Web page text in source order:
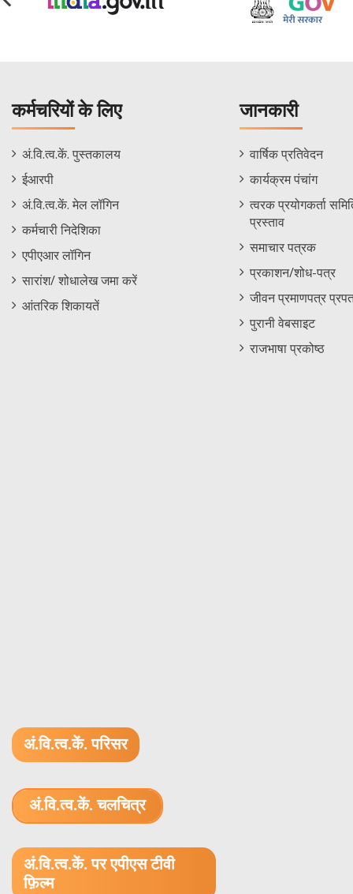
कर्मचरियों के लिए
Staff
Footer
Menu
अं.वि.त्व.कें. पुस्तकालय
ईआरपी
अं.वि.त्व.कें. मेल लॉगिन
कर्मचारी निदेशिका
एपीएआर लॉगिन
सारांश/ शोधालेख जमा करें
आंतरिक शिकायतें
जानकारी
Informations
Menu
वार्षिक प्रतिवेदन
कार्यक्रम पंचांग
त्वरक प्रयोगकर्ता
प्रस्ताव
समाचार पत्रक
प्रकाशन/शोध-पत्र
जीवन प्रमाणपत्र
पुरानी वेबसाइट
राजभाषा प्रकोष्ठ
अं.वि.त्व.कें. परिसर
अं.वि.त्व.कें. चलचित्र
अं.वि.त्व.कें. पर एपीएस टीवी
फ़िल्म